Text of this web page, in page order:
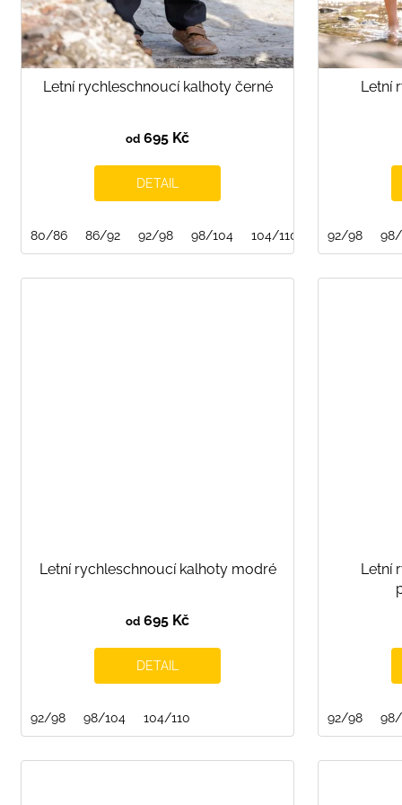
k
t
ů
Letní rychleschnoucí kalhoty černé
od 695 Kč
DETAIL
80/86 86/92 92/98 98/104 104/110 110/116
Letní
92/98
Letní rychleschnoucí kalhoty modré
od 695 Kč
DETAIL
92/98 98/104 104/110
Letní
92/98